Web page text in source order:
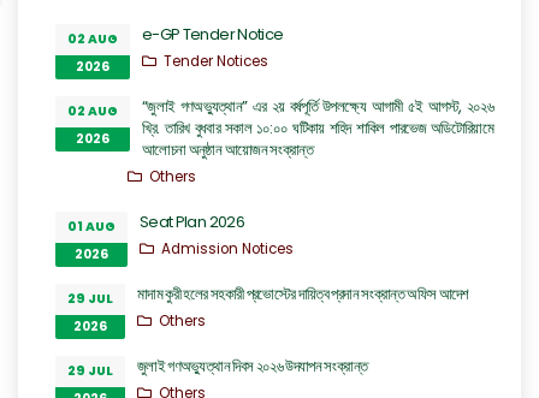
02 AUG
2026
e-GP Tender Notice
Tender Notices
02 AUG
2026
“জুলাই গণঅভ্যুত্থান” এর ২য় বর্ষপূর্তি উপলক্ষ্যে আগামী ৫ই আগস্ট, ২০২৬
খ্রি. তারিখ বুধবার সকাল ১০:০০ ঘটিকায় শহিদ শাকিল পারভেজ অডিটোরিয়ামে
আলোচনা অনুষ্ঠান আয়োজন সংক্রান্ত
Others
01 AUG
2026
Seat Plan 2026
Admission Notices
29 JUL
2026
মাদাম কুরী হলের সহকারী প্রভোস্টের দায়িত্ব প্রদান সংক্রান্ত অফিস আদেশ
Others
29 JUL
জুলাই গণঅভ্যুত্থান দিবস ২০২৬ উদযাপন সংক্রান্ত
Others